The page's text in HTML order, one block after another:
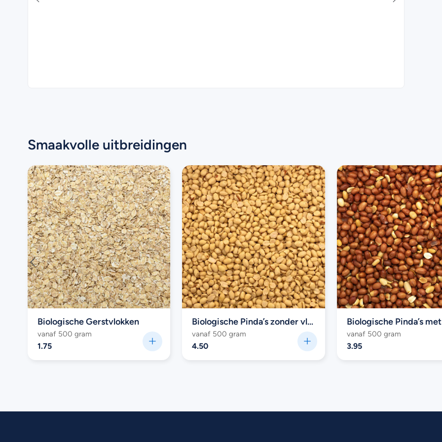
Smaakvolle uitbreidingen
Biologische Gerstvlokken
vanaf 500 gram
1.75
Biologische Pinda’s zonder vlies (raw)
vanaf 500 gram
4.50
vanaf 500 gram
3.95